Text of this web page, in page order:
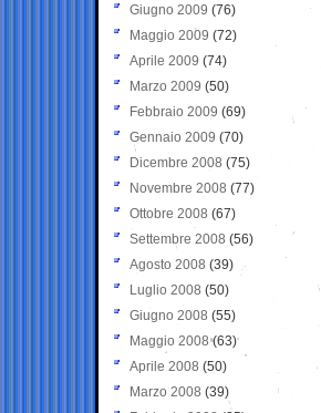
Giugno 2009 (76)
Maggio 2009 (72)
Aprile 2009 (74)
Marzo 2009 (50)
Febbraio 2009 (69)
Gennaio 2009 (70)
Dicembre 2008 (75)
Novembre 2008 (77)
Ottobre 2008 (67)
Settembre 2008 (56)
Agosto 2008 (39)
Luglio 2008 (50)
Giugno 2008 (55)
Maggio 2008(63)
Aprile 2008 (50)
Marzo 2008 (39)